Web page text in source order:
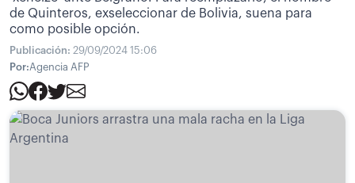
de Quinteros, exseleccionar de Bolivia, suena para
como posible opción.
Publicación: 29/09/2024 15:06
Por:Agencia AFP